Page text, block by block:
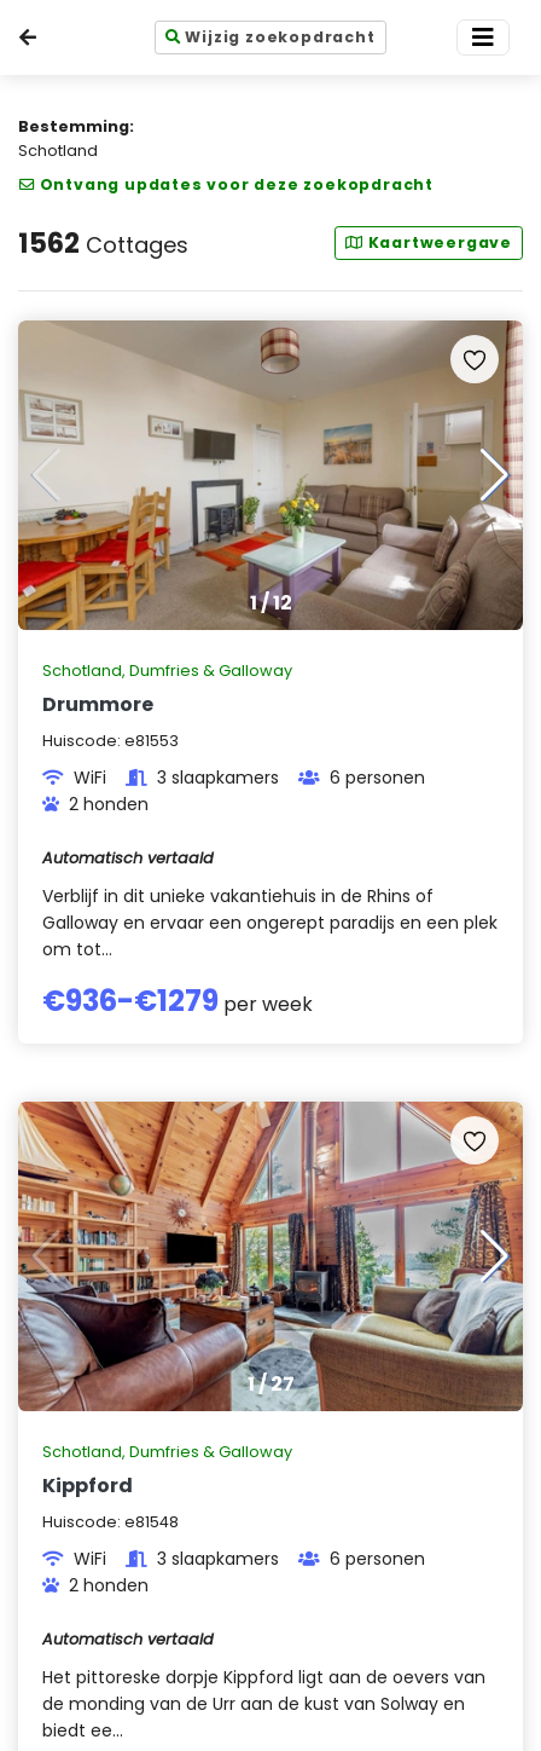
Wijzig zoekopdracht
Bestemming:
Schotland
Ontvang updates voor deze zoekopdracht
Kaartweergave
1562 Cottages
1/12
Schotland, Dumfries & Galloway
Drummore
Huiscode: e81553
WiFi 3 slaapkamers
6 personen
2 honden
Automatisch vertaald
Verblijf in dit unieke vakantiehuis in de Rhins of
Galloway en ervaar een ongerept paradijs en een plek
om tot...
€936-€1279 per week
1/27
Schotland, Dumfries & Galloway
Kippford
Huiscode: e81548
WiFi 3 slaapkamers
6 personen
2 honden
Automatisch vertaald
Het pittoreske dorpje Kippford ligt aan de oevers van
de monding van de Urr aan de kust van Solway en
biedt ee...